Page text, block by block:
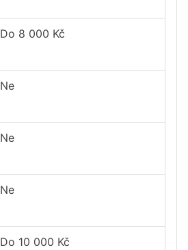
Do 8 000 Kč
Ne
Ne
Ne
Do 10 000 Kč